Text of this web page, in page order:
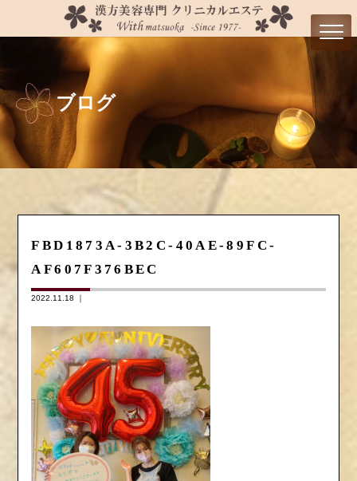
ブログ
FBD1873A-3B2C-40AE-89FC-
AF607F376BEC
2022.11.18 ｜